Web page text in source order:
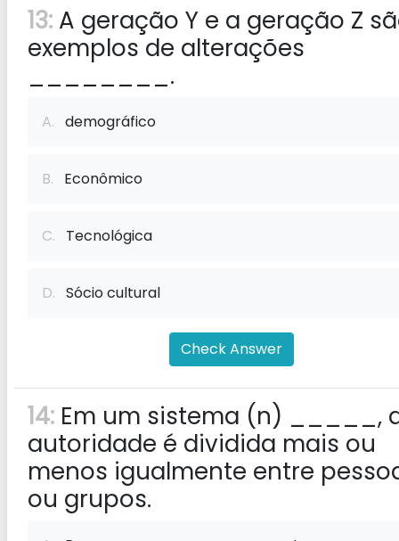
13: A geração Y e a geração Z
exemplos de alterações
________.
A. demográfico
B. Econômico
C. Tecnológica
D. Sócio cultural
Check Answer
14: Em um sistema (n) _____,
autoridade é dividida mais ou
menos igualmente entre
ou grupos.